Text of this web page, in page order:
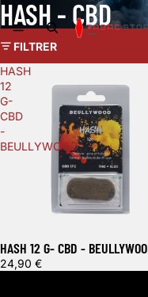
HASH - CBD
FILTRER
HASH
12
G-
CBD
-
BEULLYWOOD
HASH 12 G- CBD -
24,90 €